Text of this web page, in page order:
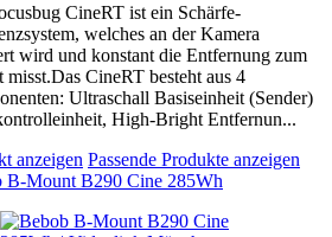
CineRT ist ein Schärfe-
welches an der Kamera
wird und konstant die Entfernung zum
misst.Das CineRT besteht aus 4
Ultraschall Basiseinheit (Sender)
High-Bright Entfernun...
anzeigen Passende Produkte anzeigen
B-Mount B290 Cine 285Wh